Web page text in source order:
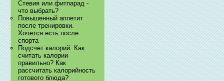
Стевия или фитпарад -
что выбрать?
Повышенный аппетит
после тренировки.
Хочется есть после
спорта
Подсчет калорий. Как
считать калории
правильно? Как
рассчитать калорийность
готового блюда?